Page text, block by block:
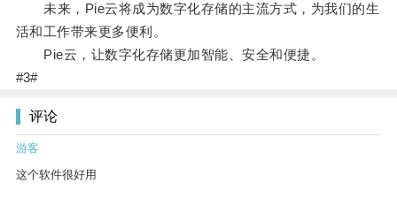
未来，Pie云将成为数字化存储的主流方式，为我们的生
活和工作带来更多便利。
Pie云，让数字化存储更加智能、安全和便捷。
#3#
评论
游客
这个软件很好用